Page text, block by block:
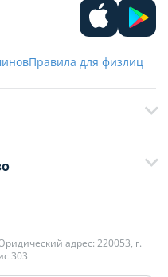
Правила для физлиц
в будние дни с 9:00 до
адрес: 220053, г.
303